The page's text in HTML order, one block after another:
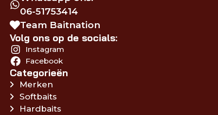
06-51753414
Team Baitnation
Volg ons op de socials:
Instagram
Facebook
Categorieën
Merken
Softbaits
Hardbaits